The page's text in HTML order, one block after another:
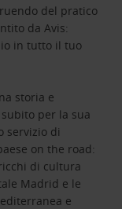
del pratico
da Avis:
in tutto il tuo
storia e
per la sua
servizio di
on the road:
di cultura
Madrid e le
e